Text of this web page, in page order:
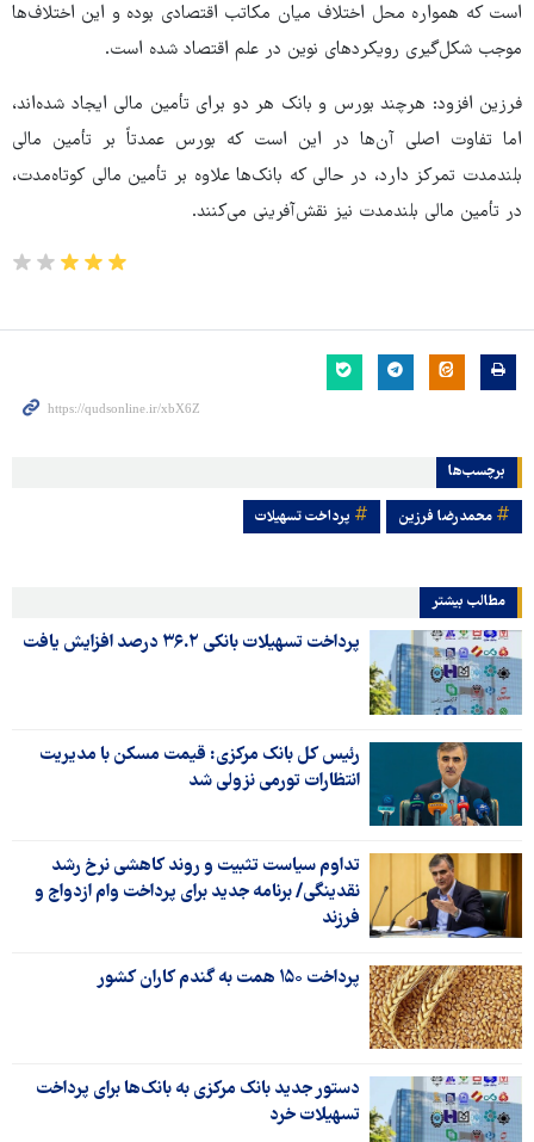
است که همواره محل اختلاف میان مکاتب اقتصادی بوده و این اختلاف‌ها
موجب شکل‌گیری رویکردهای نوین در علم اقتصاد شده است.
فرزین افزود: هرچند بورس و بانک هر دو برای تأمین مالی ایجاد شده‌اند،
اما تفاوت اصلی آن‌ها در این است که بورس عمدتاً بر تأمین مالی
بلندمدت تمرکز دارد، در حالی که بانک‌ها علاوه بر تأمین مالی کوتاه‌مدت،
در تأمین مالی بلندمدت نیز نقش‌آفرینی می‌کنند.
برچسب‌ها
محمدرضا فرزین پرداخت تسهیلات
مطالب بیشتر
پرداخت تسهیلات بانکی ۳۶.۲ درصد افزایش یافت
رئیس کل بانک مرکزی: قیمت مسکن با مدیریت
انتظارات تورمی نزولی شد
تداوم سیاست تثبیت و روند کاهشی نرخ رشد
نقدینگی/ برنامه جدید برای پرداخت وام ازدواج و
فرزند
پرداخت ۱۵۰ همت به گندم کاران کشور
دستور جدید بانک مرکزی به بانک‌ها برای پرداخت
تسهیلات خرد